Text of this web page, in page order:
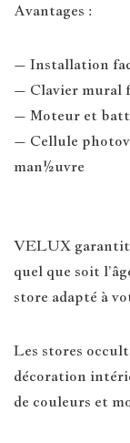
Avantages :
– Installation
– Clavier mural
– Moteur et
– Cellule
man½uvre
VELUX garantit
quel que soit
store adapté à
Les stores
décoration
de couleurs et